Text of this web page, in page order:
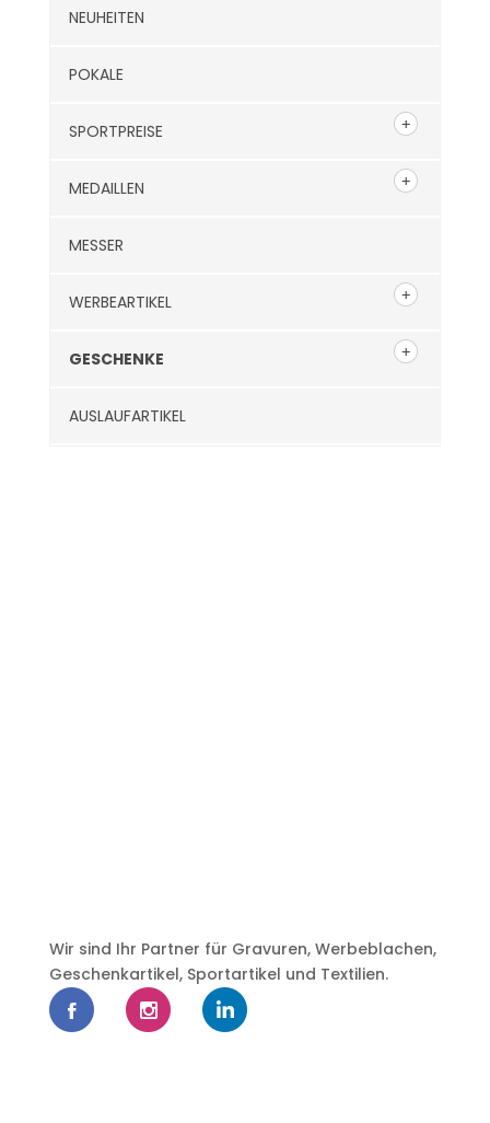
NEUHEITEN
POKALE
SPORTPREISE
MEDAILLEN
MESSER
WERBEARTIKEL
GESCHENKE
AUSLAUFARTIKEL
Wir sind Ihr Partner für Gravuren, Werbeblachen,
Geschenkartikel, Sportartikel und Textilien.